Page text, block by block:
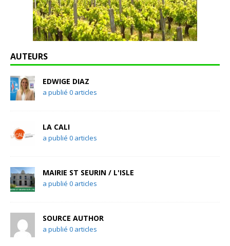
AUTEURS
EDWIGE DIAZ
a publié 0 articles
LA CALI
a publié 0 articles
MAIRIE ST SEURIN / L'ISLE
a publié 0 articles
SOURCE AUTHOR
a publié 0 articles